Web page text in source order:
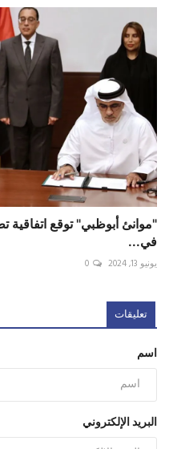
في...
يونيو 13, 2024 0
تعليقات
اسم
البريد الإلكتروني